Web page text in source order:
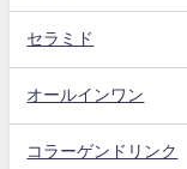
セラミド
オールインワン
コラーゲンドリンク